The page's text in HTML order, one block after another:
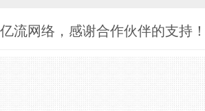
亿流网络，感谢合作伙伴的支持！